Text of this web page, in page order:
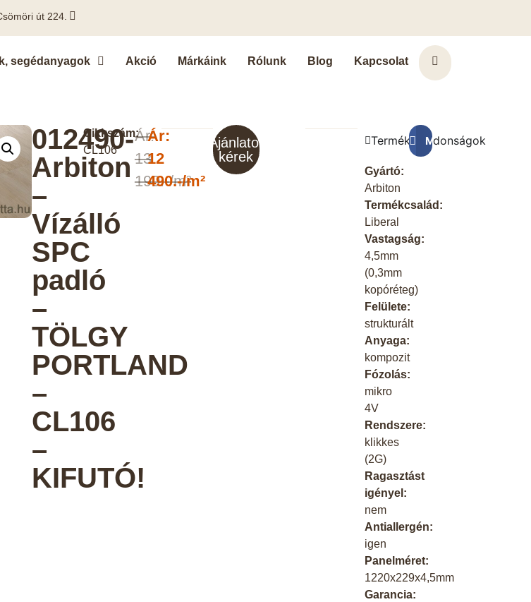
út 224.
segédanyagok Akció Márkáink Rólunk Blog Kapcsolat
012490-
Arbiton
–
Vízálló
SPC
padló
–
TÖLGY
PORTLAND
–
CL106
–
KIFUTÓ!
Cikkszám:
CL106
Ár:
13
190.-/m²
Ár:
12
490.-/m²
Ajánlatot
kérek
Terméktulajdonságok
Gyártó:
Arbiton
Termékcsalád:
Liberal
Vastagság:
4,5mm
(0,3mm
kopóréteg)
Felülete:
strukturált
Anyaga:
kompozit
Fózolás:
mikro
4V
Rendszere:
klikkes
(2G)
Ragasztást
igényel:
nem
Antiallergén:
igen
Panelméret:
1220x229x4,5mm
Garancia:
Megosztás a